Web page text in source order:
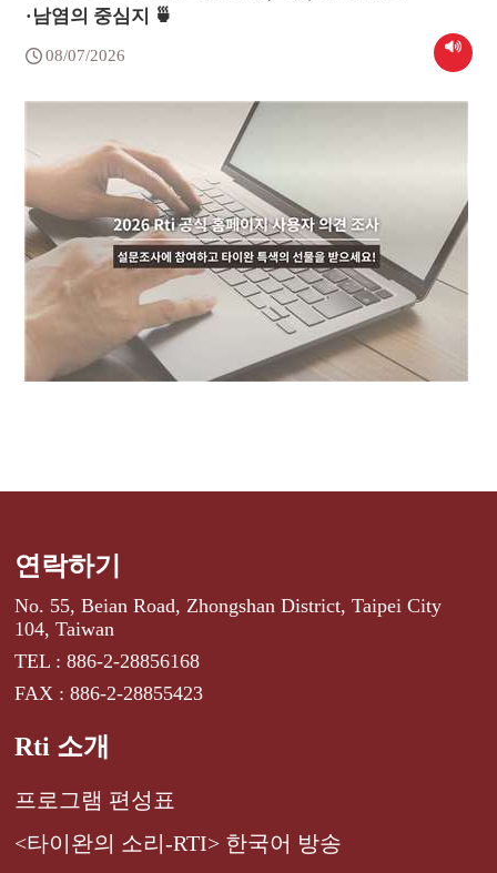
·남염의 중심지 🍵
08/07/2026
연락하기
No. 55, Beian Road, Zhongshan District, Taipei City
104, Taiwan
TEL : 886-2-28856168
FAX : 886-2-28855423
Rti 소개
프로그램 편성표
<타이완의 소리-RTI> 한국어 방송